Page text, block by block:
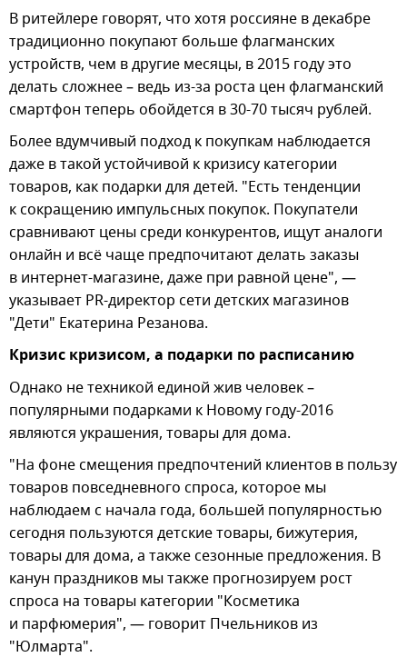
В ритейлере говорят, что хотя россияне в декабре
традиционно покупают больше флагманских
устройств, чем в другие месяцы, в 2015 году это
делать сложнее – ведь из-за роста цен флагманский
смартфон теперь обойдется в 30-70 тысяч рублей.
Более вдумчивый подход к покупкам наблюдается
даже в такой устойчивой к кризису категории
товаров, как подарки для детей. "Есть тенденции
к сокращению импульсных покупок. Покупатели
сравнивают цены среди конкурентов, ищут аналоги
онлайн и всё чаще предпочитают делать заказы
в интернет-магазине, даже при равной цене", —
указывает PR-директор сети детских магазинов
"Дети" Екатерина Резанова.
Кризис кризисом, а подарки по расписанию
Однако не техникой единой жив человек –
популярными подарками к Новому году-2016
являются украшения, товары для дома.
"На фоне смещения предпочтений клиентов в пользу
товаров повседневного спроса, которое мы
наблюдаем с начала года, большей популярностью
сегодня пользуются детские товары, бижутерия,
товары для дома, а также сезонные предложения. В
канун праздников мы также прогнозируем рост
спроса на товары категории "Косметика
и парфюмерия", — говорит Пчельников из
"Юлмарта".